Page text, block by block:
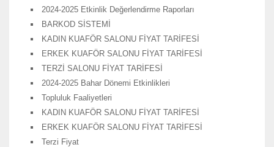
2024-2025 Etkinlik Değerlendirme Raporları
BARKOD SİSTEMİ
KADIN KUAFÖR SALONU FİYAT TARİFESİ
ERKEK KUAFÖR SALONU FİYAT TARİFESİ
TERZİ SALONU FİYAT TARİFESİ
2024-2025 Bahar Dönemi Etkinlikleri
Topluluk Faaliyetleri
KADIN KUAFÖR SALONU FİYAT TARİFESİ
ERKEK KUAFÖR SALONU FİYAT TARİFESİ
Terzi Fiyat